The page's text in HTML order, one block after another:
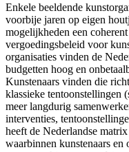
Enkele beeldende
voorbije jaren op eigen
mogelijkheden een
vergoedingsbeleid voor
organisaties vinden de
budgetten hoog en
Kunstenaars vinden die
klassieke tentoonstellingen
meer langdurig
interventies,
heeft de Nederlandse
waarbinnen kunstenaars en